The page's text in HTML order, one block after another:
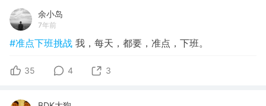
余小岛
7年前
#准点下班挑战 我，每天，都要，准点，下班。
35 4 3